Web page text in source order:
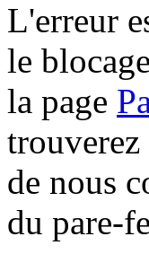
L'erreur
le
la page
de nous
du pare-